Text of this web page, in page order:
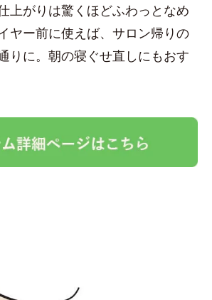
上がりは驚くほどふわっとなめ
ヤー前に使えば、サロン帰りの
りに。朝の寝ぐせ直しにもおす